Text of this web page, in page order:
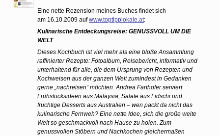
Eine nette Rezension meines Buches findet sich
am 16.10.2009 aufwww.toptipplokale.at:
Kulinarische Entdeckungsreise: GENUSSVOLL UM DIE
WELT
Dieses Kochbuch ist viel mehr als eine bloße Ansammlung
raffinierter Rezepte: Fotoalbum, Reisebericht, informativ und
unterhaltend für alle, die dem Ursprung von Rezepten und
Kochweisen aus der ganzen Welt zumindest in Gedanken
gerne „nachreisen“ möchten. Andrea Farthofer serviert
Frühstücksideen aus Malaysia, Salate aus Fidschi und
fruchtige Desserts aus Australien – wen packt da nicht das
kulinarische Fernweh? Eine nette Idee, sich die große weite
Welt so geschmackvoll nach Hause zu holen. Zum
genussvollen Stöbern und Nachkochen gleichermaßen